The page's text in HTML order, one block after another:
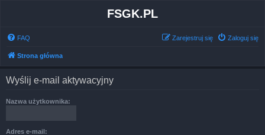
FSGK.PL
FAQ Zaloguj się
Zarejestruj się
Strona główna
Wyślij e-mail aktywacyjny
Nazwa użytkownika:
Adres e-mail: